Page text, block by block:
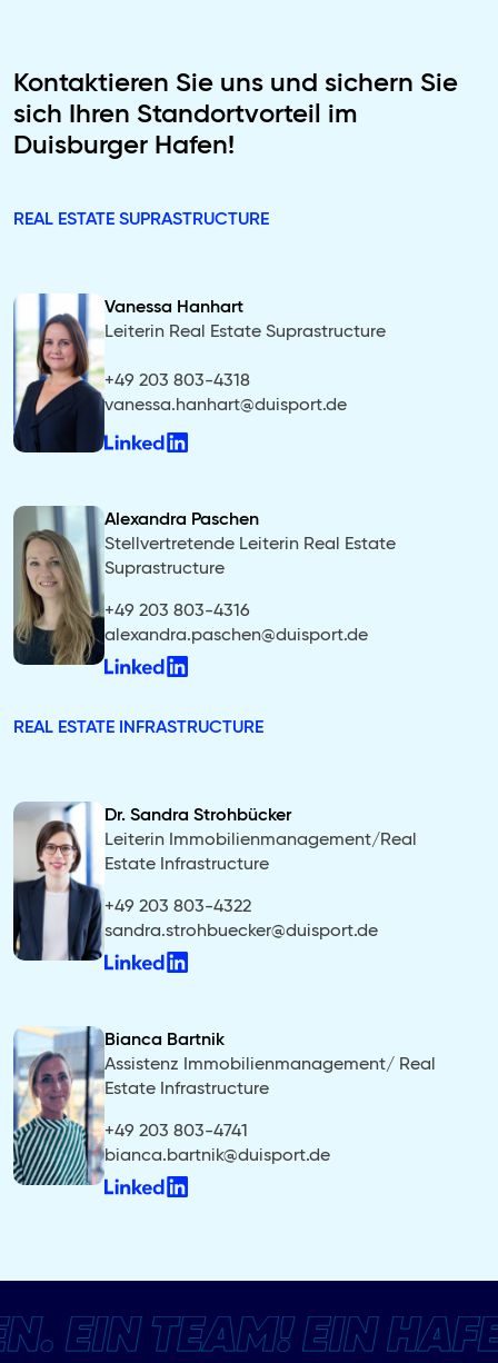
Kontaktieren Sie uns und sichern Sie
sich Ihren Standortvorteil im
Duisburger Hafen!
REAL ESTATE SUPRASTRUCTURE
Vanessa Hanhart
Leiterin Real Estate Suprastructure
+49 203 803-4318
vanessa.hanhart@duisport.de
Alexandra Paschen
Stellvertretende Leiterin Real Estate
Suprastructure
+49 203 803-4316
alexandra.paschen@duisport.de
REAL ESTATE INFRASTRUCTURE
Dr. Sandra Strohbücker
Leiterin Immobilienmanagement/Real
Estate Infrastructure
+49 203 803-4322
sandra.strohbuecker@duisport.de
Bianca Bartnik
Assistenz Immobilienmanagement/ Real
Estate Infrastructure
+49 203 803-4741
bianca.bartnik@duisport.de